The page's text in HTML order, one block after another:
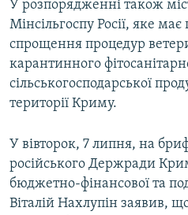
У розпорядженні також
Мінсільгоспу Росії, яке має
спрощення процедур
карантинного
сільськогосподарської
території Криму.
У вівторок, 7 липня, на
російського Держради
бюджетно-фінансової та
Віталій Нахлупін заявив,